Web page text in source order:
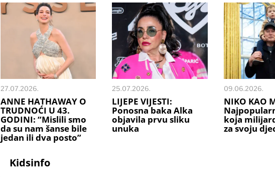
27.07.2026.
ANNE HATHAWAY O
TRUDNOĆI U 43.
GODINI: “Mislili smo
da su nam šanse bile
jedan ili dva posto”
25.07.2026.
LIJEPE VIJESTI:
Ponosna baka Alka
objavila prvu sliku
unuka
09.06.2026.
NIKO KAO
koja
za svoju
Kidsinfo